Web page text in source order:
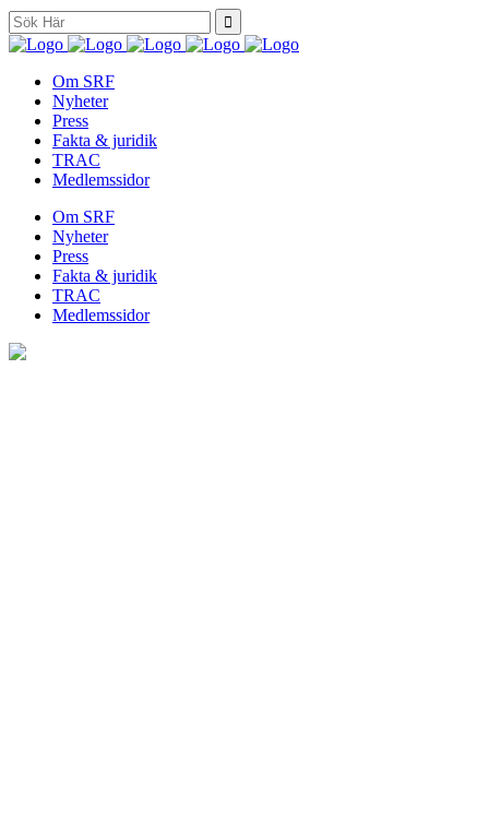
Search
for:
Om SRF
Nyheter
Press
Fakta & juridik
TRAC
Medlemssidor
Om SRF
Nyheter
Press
Fakta & juridik
TRAC
Medlemssidor